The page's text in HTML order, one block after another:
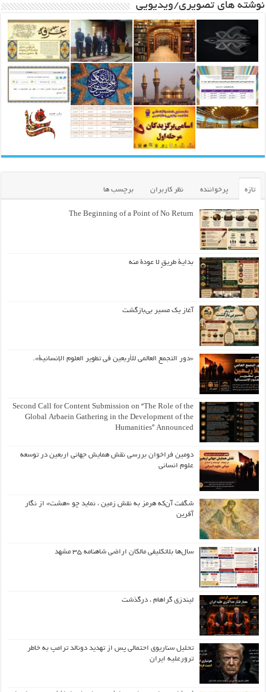
نوشته های تصویری/ویدیویی
تازه پرخواننده نظر کاربران برچسب ها
The Beginning of a Point of No Return
بداية طريقٍ لا عودة منه
آغاز یک مسیر بی‌بازگشت
«دور التجمع العالمي للأربعين في تطوير العلوم الإنسانية».
Second Call for Content Submission on “The Role of the
Global Arbaein Gathering in the Development of the
Humanities” Announced
دومین فراخوان بررسی نقش همایش جهانی اربعین در توسعه
علوم انسانی
شگفت آن‌که هرمز به نقش زمین ، نماید چو «هشت» از نگار
آفرین
سال‌ها بلاتکلیفی مالکان اراضی شاهنامه ۳۵ مشهد
لیندزی گراهام ، درگذشت
تحلیل سناریوی احتمالی پس از تهدید دونالد ترامپ به خاطر
ترورعلیه ایران